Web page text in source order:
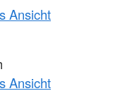
Ansicht
Ansicht